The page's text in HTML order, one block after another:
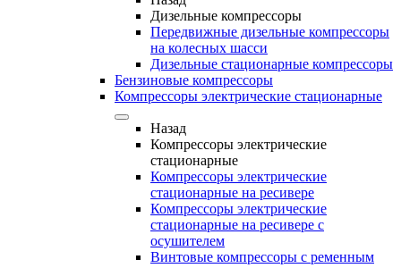
Дизельные компрессоры
Передвижные дизельные компрессоры
на колесных шасси
Дизельные стационарные компрессоры
Бензиновые компрессоры
Компрессоры электрические стационарные
Назад
Компрессоры электрические
стационарные
Компрессоры электрические
стационарные на ресивере
Компрессоры электрические
стационарные на ресивере с
осушителем
Винтовые компрессоры с ременным